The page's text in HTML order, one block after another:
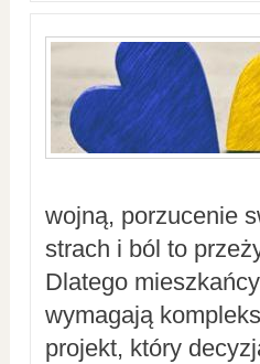
wojną, porzucenie
strach i ból to
Dlatego
wymagają
projekt, który